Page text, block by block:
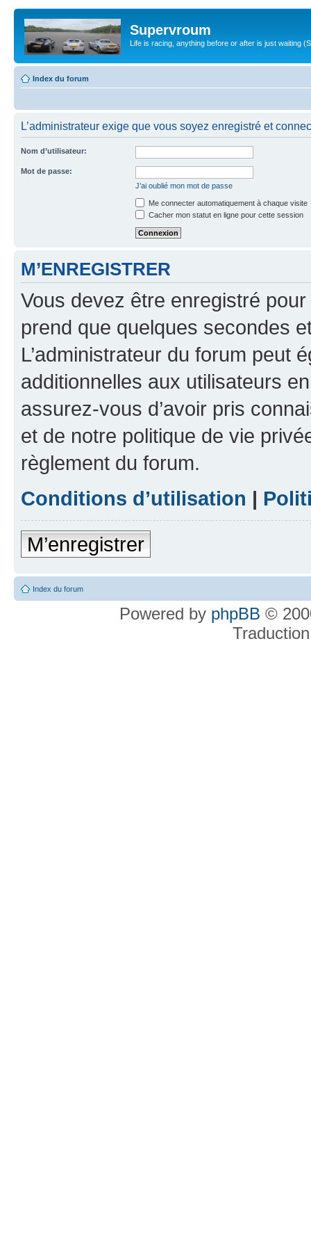
Supervroum
Life is racing, anything before or after is just waiting
Index du forum
L’administrateur exige que vous soyez enregistré et
Nom d’utilisateur:
Mot de passe:
J’ai oublié mon mot de passe
Me connecter automatiquement à chaque visite
Cacher mon statut en ligne pour cette session
M’ENREGISTRER
Vous devez être enregistré
prend que quelques secondes
L’administrateur du forum peut
additionnelles aux utilisateurs
assurez-vous d’avoir pris
et de notre politique de vie
règlement du forum.
Conditions d’utilisation |
M’enregistrer
Index du forum
Powered by phpBB ©